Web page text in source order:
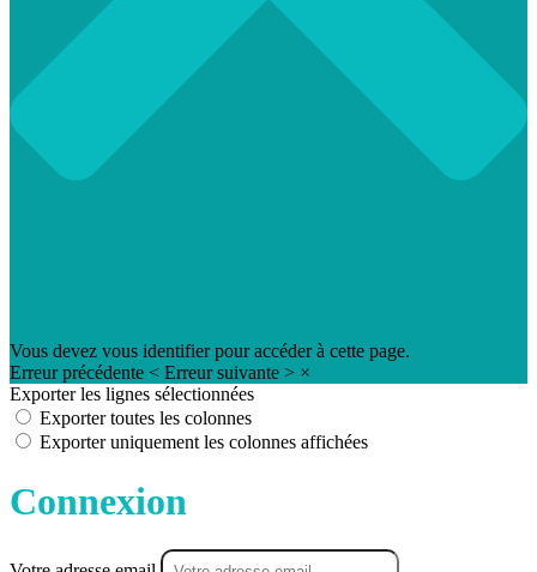
Vous devez vous identifier pour accéder à cette page.
Erreur précédente < Erreur suivante > ×
Exporter les lignes sélectionnées
Exporter toutes les colonnes
Exporter uniquement les colonnes affichées
Connexion